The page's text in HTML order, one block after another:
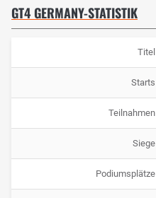
GT4 GERMANY-STATISTIK
Titel
Starts
Teilnahmen
Siege
Podiumsplätze